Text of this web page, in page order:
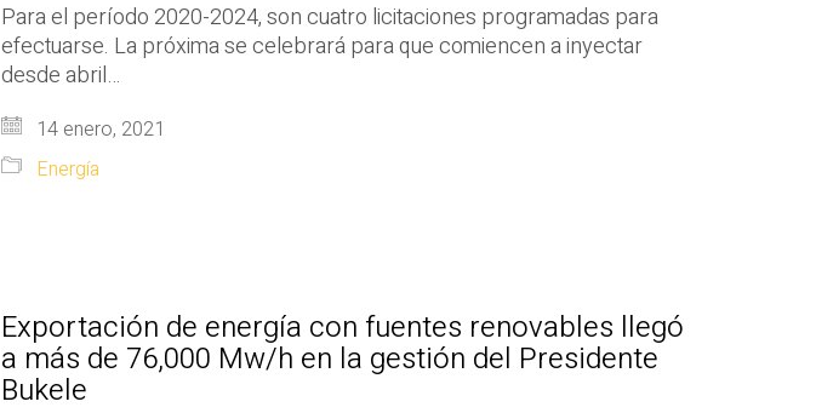
Para el período 2020-2024, son cuatro licitaciones programadas para
efectuarse. La próxima se celebrará para que comiencen a inyectar
desde abril…
14 enero, 2021
Energía
Exportación de energía con fuentes renovables llegó
a más de 76,000 Mw/h en la gestión del Presidente
Bukele